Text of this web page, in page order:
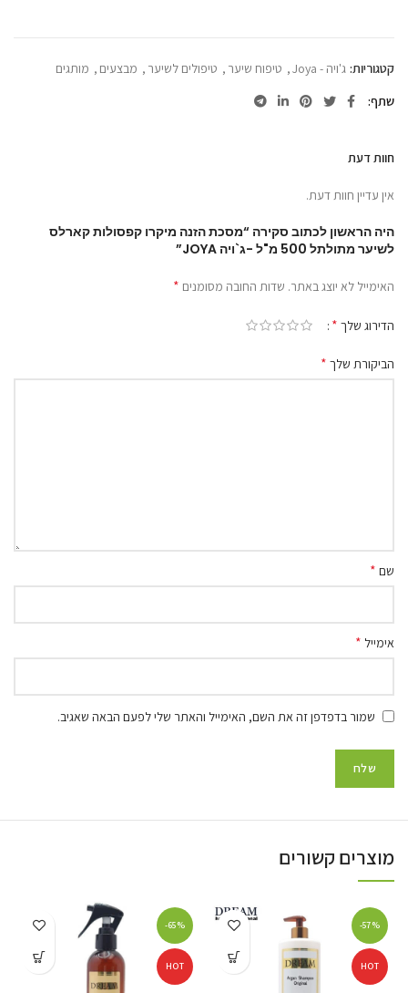
קטגוריות: ג'ויה - Joya , טיפוח שיער , טיפולים לשיער , מבצעים , מותגים
שתף
חוות דעת
אין עדיין חוות דעת.
היה הראשון לכתוב סקירה “מסכת הזנה מיקרו קפסולות קארלס
לשיער מתולתל 500 מ"ל -ג`ויה JOYA”
האימייל לא יוצג באתר. שדות החובה מסומנים *
הדירוג שלך *
הביקורת שלך *
שם *
אימייל *
שמור בדפדפן זה את השם, האימייל והאתר שלי לפעם הבאה שאגיב.
מוצרים קשורים
-57%
HOT
-65%
HOT